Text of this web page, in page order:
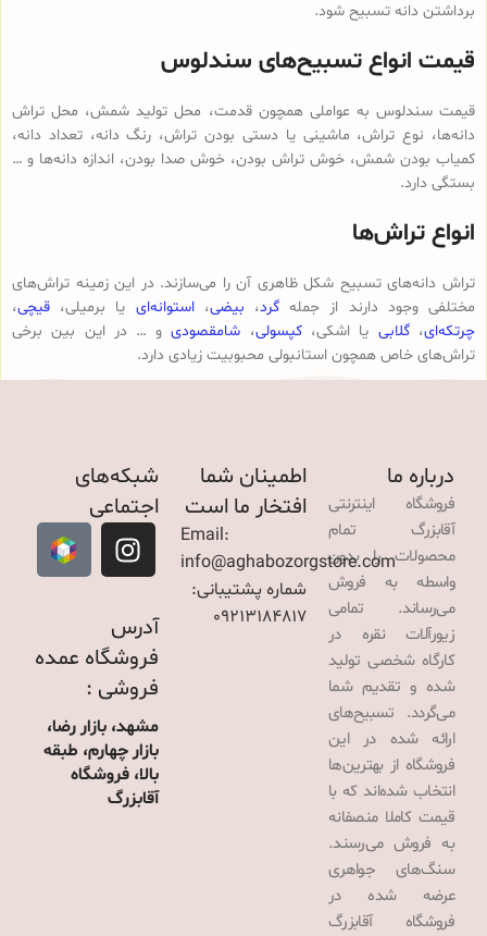
برداشتن دانه تسبیح شود.
قیمت انواع تسبیح‌های سندلوس
قیمت سندلوس به عواملی همچون قدمت، محل تولید شمش، محل تراش
دانه‌ها، نوع تراش، ماشینی یا دستی بودن تراش، رنگ دانه، تعداد دانه،
کمیاب بودن شمش، خوش تراش بودن، خوش صدا بودن، اندازه دانه‌ها و …
بستگی دارد.
انواع تراش‌ها
تراش دانه‌های تسبیح شکل ظاهری آن را می‌سازند. در این زمینه تراش‌های
مختلفی وجود دارند از جمله گرد، بیضی،استوانه‌ای یا برمیلی، قیچی،
چرتکه‌ای،گلابی یا اشکی،کپسولی، شامقصودیو … در این بین برخی
تراش‌های خاص همچون استانبولی محبوبیت زیادی دارد.
درباره ما
فروشگاه اینترنتی
آقابزرگ تمام
محصولات را بدون
واسطه به فروش
می‌رساند. تمامی
زیورآلات نقره در
کارگاه شخصی تولید
شده و تقدیم شما
می‌گردد. تسبیح‌های
ارائه شده در این
فروشگاه از بهترین‌ها
انتخاب شده‌اند که با
قیمت کاملا منصفانه
به فروش می‌رسند.
سنگ‌های جواهری
عرضه شده در
فروشگاه آقابزرگ
اطمینان شما
افتخار ما است
Email:
info@aghabozorgstore.com
شماره پشتیبانی:
09213184817
شبکه‌های
اجتماعی
آدرس
فروشگاه عمده
فروشی :
مشهد، بازار رضا،
بازار چهارم، طبقه
بالا، فروشگاه
آقابزرگ